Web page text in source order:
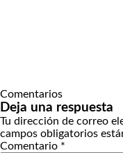
Comentarios
Deja una respuesta
Tu dirección de correo
campos obligatorios
Comentario *